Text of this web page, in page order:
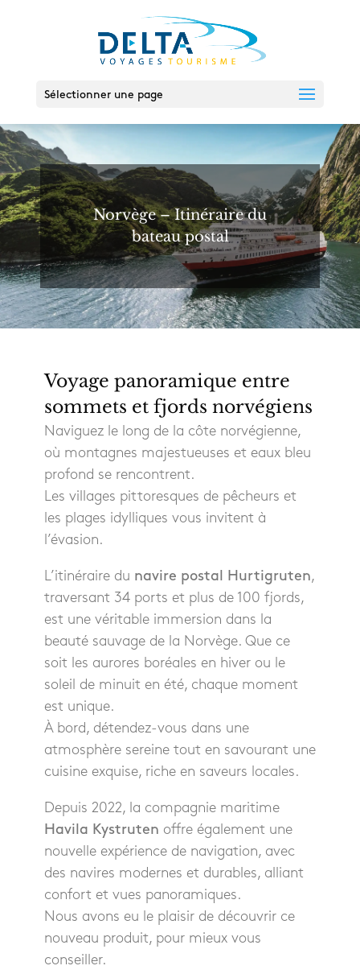
Sélectionner une page
Norvège – Itinéraire du
bateau postal
Voyage panoramique entre
sommets et fjords norvégiens
Naviguez le long de la côte norvégienne,
où montagnes majestueuses et eaux bleu
profond se rencontrent.
Les villages pittoresques de pêcheurs et
les plages idylliques vous invitent à
l’évasion.
L’itinéraire du navire postal Hurtigruten,
traversant 34 ports et plus de 100 fjords,
est une véritable immersion dans la
beauté sauvage de la Norvège. Que ce
soit les aurores boréales en hiver ou le
soleil de minuit en été, chaque moment
est unique.
À bord, détendez-vous dans une
atmosphère sereine tout en savourant une
cuisine exquise, riche en saveurs locales.
Depuis 2022, la compagnie maritime
Havila Kystruten offre également une
nouvelle expérience de navigation, avec
des navires modernes et durables, alliant
confort et vues panoramiques.
Nous avons eu le plaisir de découvrir ce
nouveau produit, pour mieux vous
conseiller.